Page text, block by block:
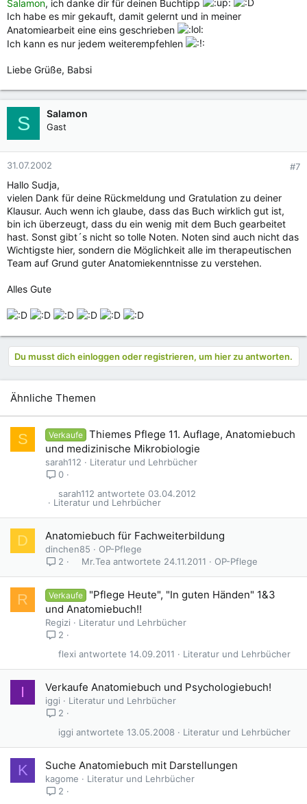
Salamon, ich danke dir für deinen Buchtipp
Ich habe es mir gekauft, damit gelernt und in meiner
Anatomiearbeit eine eins geschrieben
Ich kann es nur jedem weiterempfehlen
Liebe Grüße, Babsi
S Salamon
Gast
31.07.2002 #7
Hallo Sudja,
vielen Dank für deine Rückmeldung und Gratulation zu deiner
Klausur. Auch wenn ich glaube, dass das Buch wirklich gut ist,
bin ich überzeugt, dass du ein wenig mit dem Buch gearbeitet
hast. Sonst gibt´s nicht so tolle Noten. Noten sind auch nicht das
Wichtigste hier, sondern die Möglichkeit alle im therapeutischen
Team auf Grund guter Anatomiekenntnisse zu verstehen.
Alles Gute
Du musst dich einloggen oder registrieren, um hier zu antworten.
Ähnliche Themen
S Verkaufe
Thiemes Pflege 11. Auflage, Anatomiebuch
und medizinische Mikrobiologie
sarah112
Literatur und Lehrbücher
0
Literatur und Lehrbücher
03.04.2012
sarah112
D Anatomiebuch für Fachweiterbildung
dinchen85
OP-Pflege
2
OP-Pflege
24.11.2011
Mr.Tea
R Verkaufe
"Pflege Heute", "In guten Händen" 1&3
und Anatomiebuch!!
Regizi
Literatur und Lehrbücher
2
Literatur und Lehrbücher
14.09.2011
flexi
I Verkaufe Anatomiebuch und Psychologiebuch!
iggi
Literatur und Lehrbücher
2
Literatur und Lehrbücher
13.05.2008
iggi
K Suche Anatomiebuch mit Darstellungen
kagome
Literatur und Lehrbücher
2